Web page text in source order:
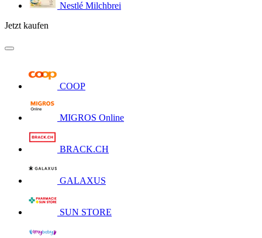
Nestlé Milchbrei
Jetzt kaufen
COOP
MIGROS Online
BRACK.CH
GALAXUS
SUN STORE